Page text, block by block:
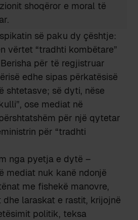
shoqëror e moral të
së paku dy çështje:
vërtet “tradhti kombëtare”
për të regjistruar
edhe sipas përkatësisë
shtetasve; së dyti, nëse
ose mediat në
për një qytetar
për “tradhti
nga pyetja e dytë –
mediat nuk kanë ndonjë
me fishekë manovre,
laraskat e rastit, krijojnë
politik, teksa